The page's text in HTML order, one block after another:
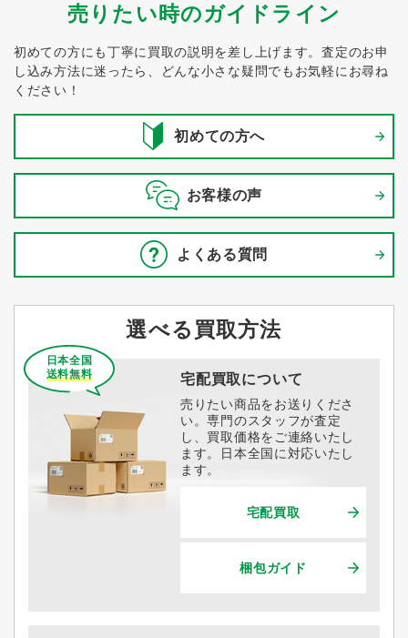
売りたい時のガイドライン
初めての方にも丁寧に買取の説明を差し上げます。査定のお申
し込み方法に迷ったら、どんな小さな疑問でもお気軽にお尋ね
ください！
初めての方へ
お客様の声
よくある質問
選べる買取方法
宅配買取について
日本全国
送料無料
売りたい商品をお送りくださ
い。専門のスタッフが査定
し、買取価格をご連絡いたし
ます。日本全国に対応いたし
ます。
宅配買取
梱包ガイド